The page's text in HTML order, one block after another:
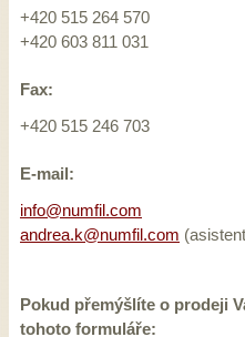
+420 515 264 570
+420 603 811 031
Fax:
+420 515 246 703
E-mail:
info@numfil.com
andrea.k@numfil.com
Pokud přemýšlíte o prodeji
tohoto formuláře: